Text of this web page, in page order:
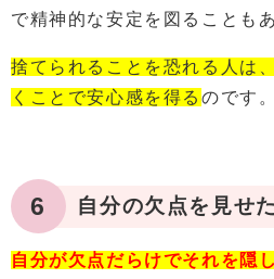
で精神的な安定を図ることも
捨てられることを恐れる人は
くことで安心感を得るのです。
6 自分の欠点を見せ
自分が欠点だらけでそれを隠